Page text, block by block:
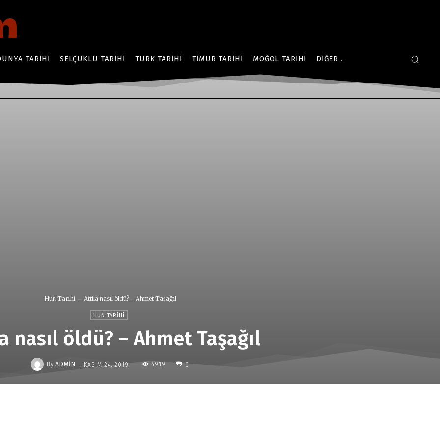
TARIHI SELÇUKLU TARIHI TÜRK TARIHI TIMUR TARIHI MOĞOL TARIHI DIĞER
Hun Tarihi Attila nasıl öldü? - Ahmet Taşağıl
HUN TARIHI
nasıl öldü? – Ahmet Taşağıl
By ADMIN - KASIM 24, 2019 4919 0